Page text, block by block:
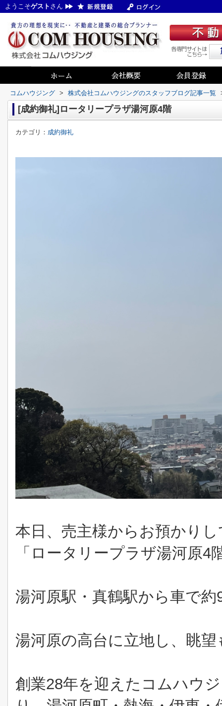
ようこそゲスト さん
コムハウジング > 株式会社コムハウジングのスタッフブログ記事一覧
[成約御礼]ロータリープラザ湯河原4階
カテゴリ： 成約御礼
本日、売主様からお預かり
「ロータリープラザ湯河原
湯河原駅・真鶴駅から車で
湯河原の高台に立地し、眺
創業28年を迎えたコムハウ